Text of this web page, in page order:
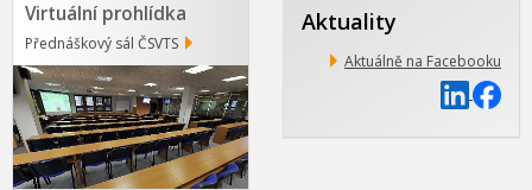
Virtuální prohlídka
Přednáškový sál ČSVTS
Aktuality
Aktuálně na Facebooku